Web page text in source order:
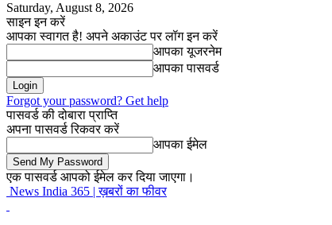
Saturday, August 8, 2026
साइन इन करें
आपका स्वागत है! अपने अकाउंट पर लॉग इन करें
आपका यूजरनेम
आपका पासवर्ड
Forgot your password? Get help
पासवर्ड की दोबारा प्राप्ति
अपना पासवर्ड रिकवर करें
आपका ईमेल
एक पासवर्ड आपको ईमेल कर दिया जाएगा।
News India 365 | ख़बरों का फीवर